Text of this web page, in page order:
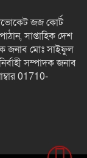
উপলক্ষে
সাংবাদিক কন্যা
সংবাদ
জজ কোর্ট
সাপ্তাহিক দেশ
জনাব মোঃ সাইফুল
সম্পাদক জনাব
01710-